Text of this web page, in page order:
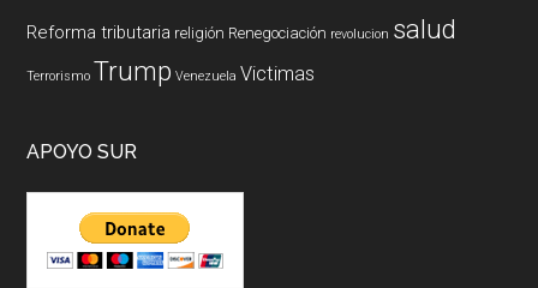
Reforma tributaria religión Renegociación revolucion salud
Terrorismo Trump Venezuela Victimas
APOYO SUR